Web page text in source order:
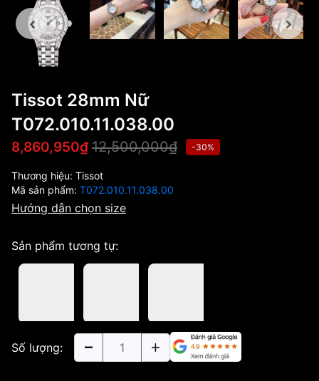
Tissot 28mm Nữ
T072.010.11.038.00
8,860,950₫ 12,500,000₫ -30%
Thương hiệu: Tissot
Mã sản phẩm: T072.010.11.038.00
Hướng dẫn chọn size
Sản phẩm tương tự:
Số lượng: